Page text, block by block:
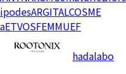
ARGITALCOSME
ETVOSFEMMUEF
hadalabo